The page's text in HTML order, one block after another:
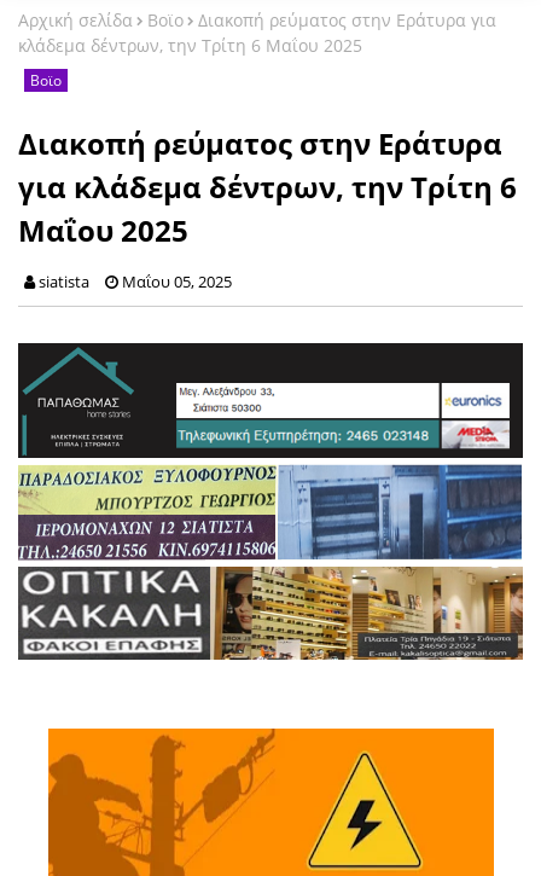
Αρχική σελίδα Βοϊο
Διακοπή ρεύματος στην Εράτυρα για
κλάδεμα δέντρων, την Τρίτη 6 Μαΐου 2025
Βοϊο
Διακοπή ρεύματος στην Εράτυρα
για κλάδεμα δέντρων, την Τρίτη 6
Μαΐου 2025
siatista Μαΐου 05, 2025